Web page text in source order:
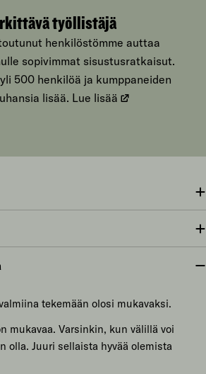
työllistäjä
henkilöstömme auttaa
sopivimmat sisustusratkaisut.
500 henkilöä ja kumppaneiden
lisää. Lue lisää
tekemään olosi mukavaksi.
mukavaa. Varsinkin, kun välillä voi
olla. Juuri sellaista hyvää olemista